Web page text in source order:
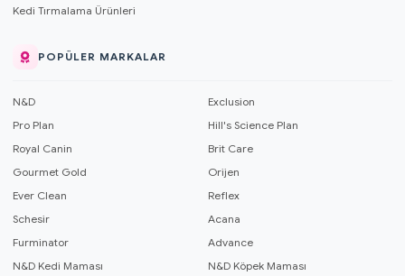
Kedi Tırmalama Ürünleri
POPÜLER MARKALAR
N&D
Exclusion
Pro Plan
Hill's Science Plan
Royal Canin
Brit Care
Gourmet Gold
Orijen
Ever Clean
Reflex
Schesir
Acana
Furminator
Advance
N&D Kedi Maması
N&D Köpek Maması